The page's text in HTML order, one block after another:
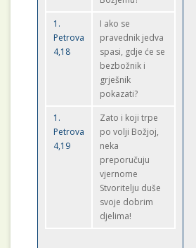
1.
Petrova
4,18
I ako se
pravednik jedva
spasi, gdje će se
bezbožnik i
grješnik
pokazati?
1.
Petrova
4,19
Zato i koji trpe
po volji Božjoj,
neka
preporučuju
vjernome
Stvoritelju duše
svoje dobrim
djelima!